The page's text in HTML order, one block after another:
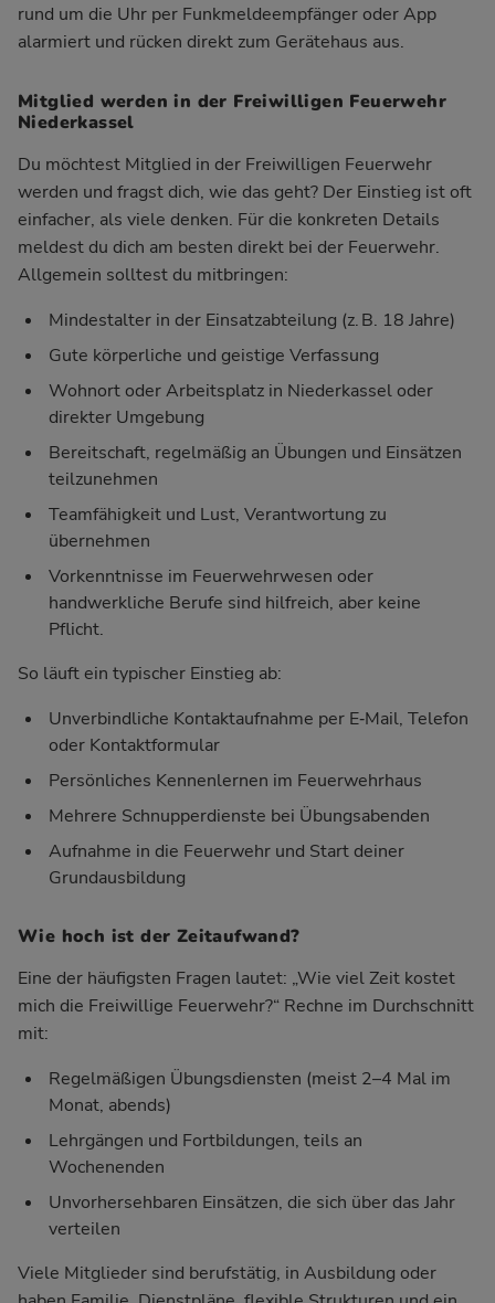
rund um die Uhr per Funkmeldeempfänger oder App
alarmiert und rücken direkt zum Gerätehaus aus.
Mitglied werden in der Freiwilligen Feuerwehr
Niederkassel
Du möchtest Mitglied in der Freiwilligen Feuerwehr
werden und fragst dich, wie das geht? Der Einstieg ist oft
einfacher, als viele denken. Für die konkreten Details
meldest du dich am besten direkt bei der Feuerwehr.
Allgemein solltest du mitbringen:
Mindestalter in der Einsatzabteilung (z. B. 18 Jahre)
Gute körperliche und geistige Verfassung
Wohnort oder Arbeitsplatz in Niederkassel oder
direkter Umgebung
Bereitschaft, regelmäßig an Übungen und Einsätzen
teilzunehmen
Teamfähigkeit und Lust, Verantwortung zu
übernehmen
Vorkenntnisse im Feuerwehrwesen oder
handwerkliche Berufe sind hilfreich, aber keine
Pflicht.
So läuft ein typischer Einstieg ab:
Unverbindliche Kontaktaufnahme per E‑Mail, Telefon
oder Kontaktformular
Persönliches Kennenlernen im Feuerwehrhaus
Mehrere Schnupperdienste bei Übungsabenden
Aufnahme in die Feuerwehr und Start deiner
Grundausbildung
Wie hoch ist der Zeitaufwand?
Eine der häufigsten Fragen lautet: „Wie viel Zeit kostet
mich die Freiwillige Feuerwehr?“ Rechne im Durchschnitt
mit:
Regelmäßigen Übungsdiensten (meist 2–4 Mal im
Monat, abends)
Lehrgängen und Fortbildungen, teils an
Wochenenden
Unvorhersehbaren Einsätzen, die sich über das Jahr
verteilen
Viele Mitglieder sind berufstätig, in Ausbildung oder